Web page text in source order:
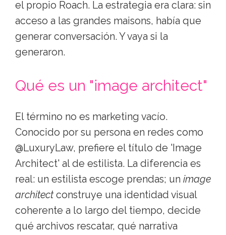
el propio Roach. La estrategia era clara: sin
acceso a las grandes maisons, había que
generar conversación. Y vaya si la
generaron.
Qué es un "image architect"
El término no es marketing vacío.
Conocido por su persona en redes como
@LuxuryLaw, prefiere el título de 'Image
Architect' al de estilista. La diferencia es
real: un estilista escoge prendas; un image
architectconstruye una identidad visual
coherente a lo largo del tiempo, decide
qué archivos rescatar, qué narrativa